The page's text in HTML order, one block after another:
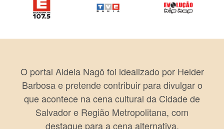
O portal Aldeia Nagô foi idealizado por Helder
Barbosa e pretende contribuir para divulgar o
que acontece na cena cultural da Cidade de
Salvador e Região Metropolitana, com
destaque para a cena alternativa.